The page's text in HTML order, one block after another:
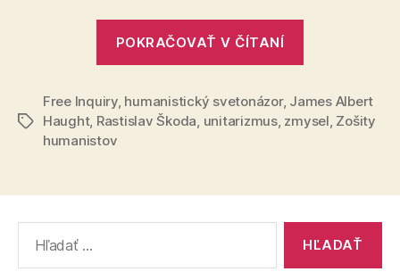
POKRAČOVAŤ V ČÍTANÍ
–
osobná
Značky
Free Inquiry, humanistický svetonázor, James Albert
Haught, Rastislav Škoda, unitarizmus, zmysel, Zošity
humanistov